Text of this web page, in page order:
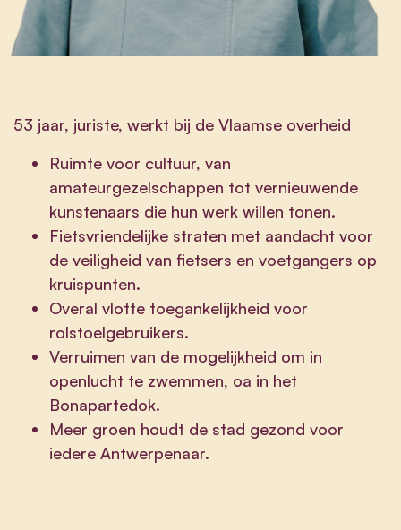
53 jaar, juriste, werkt bij de Vlaamse overheid
Ruimte voor cultuur, van
amateurgezelschappen tot vernieuwende
kunstenaars die hun werk willen tonen.
Fietsvriendelijke straten met aandacht voor
de veiligheid van fietsers en voetgangers op
kruispunten.
Overal vlotte toegankelijkheid voor
rolstoelgebruikers.
Verruimen van de mogelijkheid om in
openlucht te zwemmen, oa in het
Bonapartedok.
Meer groen houdt de stad gezond voor
iedere Antwerpenaar.